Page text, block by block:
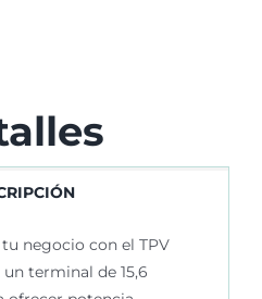
negocio con el TPV
un terminal de 15,6